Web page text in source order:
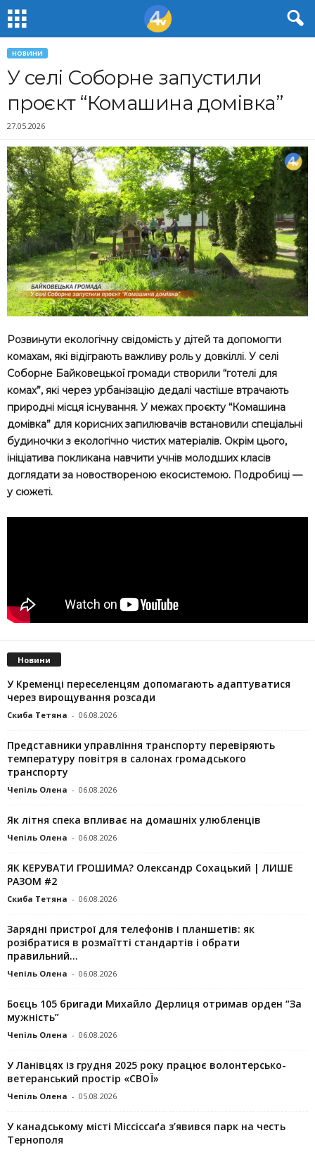
НОВИНИ
У селі Соборне запустили
проєкт “Комашина домівка”
27.05.2026
Розвинути екологічну свідомість у дітей та допомогти
комахам, які відіграють важливу роль у довкіллі. У селі
Соборне Байковецької громади створили “готелі для
комах”, які через урбанізацію дедалі частіше втрачають
природні місця існування. У межах проєкту “Комашина
домівка” для корисних запилювачів встановили спеціальні
будиночки з екологічно чистих матеріалів. Окрім цього,
ініціатива покликана навчити учнів молодших класів
доглядати за новоствореною екосистемою. Подробиці —
у сюжеті.
Новини
У Кременці переселенцям допомагають адаптуватися
через вирощування розсади
Скиба Тетяна - 06.08.2026
Представники управління транспорту перевіряють
температуру повітря в салонах громадського
транспорту
Чепіль Олена - 06.08.2026
Як літня спека впливає на домашніх улюбленців
Чепіль Олена - 06.08.2026
ЯК КЕРУВАТИ ГРОШИМА? Олександр Сохацький | ЛИШЕ
РАЗОМ #2
Скиба Тетяна - 06.08.2026
Зарядні пристрої для телефонів і планшетів: як
розібратися в розмаїтті стандартів і обрати
правильний...
Чепіль Олена - 06.08.2026
Боєць 105 бригади Михайло Дерлиця отримав орден “За
мужність”
Чепіль Олена - 06.08.2026
У Ланівцях із грудня 2025 року працює волонтерсько-
ветеранський простір «СВОЇ»
Чепіль Олена - 05.08.2026
У канадському місті Міссіссаґа з’явився парк на честь
Тернополя